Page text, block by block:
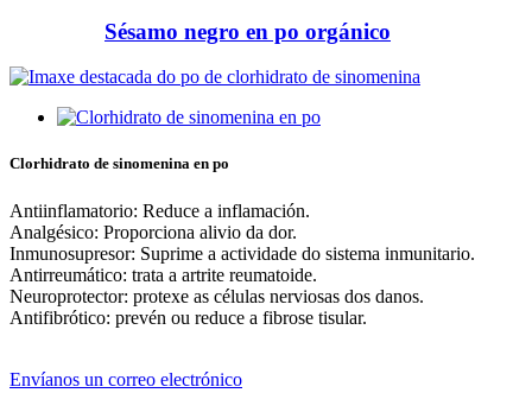
Sésamo negro en po orgánico
Clorhidrato de sinomenina en po
Antiinflamatorio: Reduce a inflamación.
Analgésico: Proporciona alivio da dor.
Inmunosupresor: Suprime a actividade do sistema inmunitario.
Antirreumático: trata a artrite reumatoide.
Neuroprotector: protexe as células nerviosas dos danos.
Antifibrótico: prevén ou reduce a fibrose tisular.
Envíanos un correo electrónico